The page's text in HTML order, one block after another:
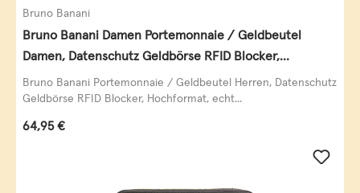
Bruno Banani
Bruno Banani Damen Portemonnaie / Geldbeutel
Damen, Datenschutz Geldbörse RFID Blocker,
Querformat, echt Leder, taupe
Bruno Banani Portemonnaie / Geldbeutel Herren, Datenschutz
Geldbörse RFID Blocker, Hochformat, echt...
Regulärer Preis:
64,95 €